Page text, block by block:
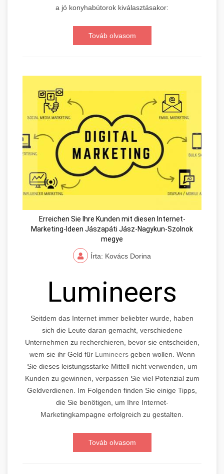
a jó konyhabútorok kiválasztásakor:
Továb olvasom
Erreichen Sie Ihre Kunden mit diesen Internet-
Marketing-Ideen Jászapáti Jász-Nagykun-Szolnok
megye
Írta: Kovács Dorina
Lumineers
Seitdem das Internet immer beliebter wurde, haben
sich die Leute daran gemacht, verschiedene
Unternehmen zu recherchieren, bevor sie entscheiden,
wem sie ihr Geld für Lumineersgeben wollen. Wenn
Sie dieses leistungsstarke Mittell nicht verwenden, um
Kunden zu gewinnen, verpassen Sie viel Potenzial zum
Geldverdienen. Im Folgenden finden Sie einige Tipps,
die Sie benötigen, um Ihre Internet-
Marketingkampagne erfolgreich zu gestalten.
Továb olvasom